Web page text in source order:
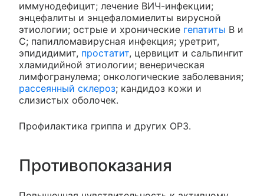
иммунодефицит; лечение ВИЧ-инфекции;
энцефалиты и энцефаломиелиты вирусной
этиологии; острые и хронические гепатиты В и
С; папилломавирусная инфекция; уретрит,
эпидидимит, простатит, цервицит и сальпингит
хламидийной этиологии; венерическая
лимфогранулема; онкологические заболевания;
рассеянный склероз; кандидоз кожи и
слизистых оболочек.
Профилактика гриппа и других ОРЗ.
Противопоказания